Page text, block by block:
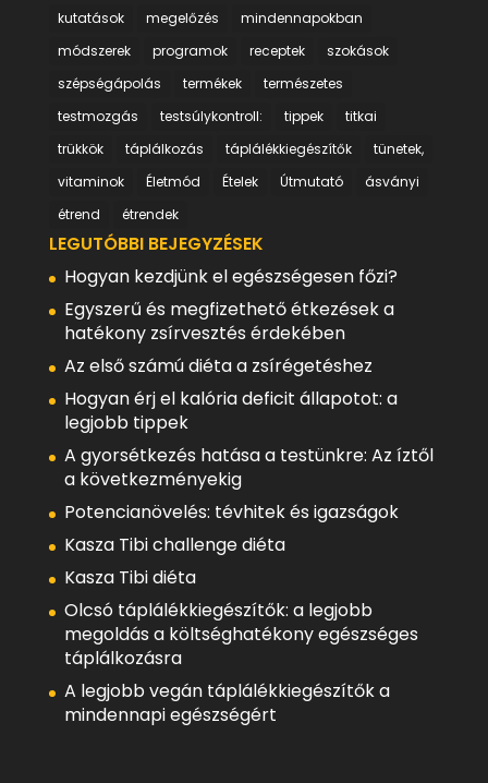
kutatások
megelőzés
mindennapokban
módszerek
programok receptek
szokások
szépségápolás
termékek
természetes
testmozgás
testsúlykontroll: tippek
titkai
trükkök
táplálkozás táplálékkiegészítők
tünetek,
vitaminok
Életmód Ételek Útmutató
ásványi
étrend
étrendek
LEGUTÓBBI BEJEGYZÉSEK
Hogyan kezdjünk el egészségesen főzi?
Egyszerű és megfizethető étkezések a
hatékony zsírvesztés érdekében
Az első számú diéta a zsírégetéshez
Hogyan érj el kalória deficit állapotot: a
legjobb tippek
A gyorsétkezés hatása a testünkre: Az íztől
a következményekig
Potencianövelés: tévhitek és igazságok
Kasza Tibi challenge diéta
Kasza Tibi diéta
Olcsó táplálékkiegészítők: a legjobb
megoldás a költséghatékony egészséges
táplálkozásra
A legjobb vegán táplálékkiegészítők a
mindennapi egészségért